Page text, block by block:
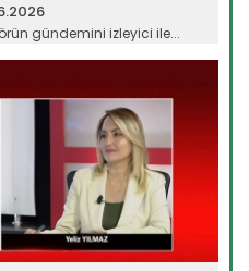
gündemini izleyici ile...